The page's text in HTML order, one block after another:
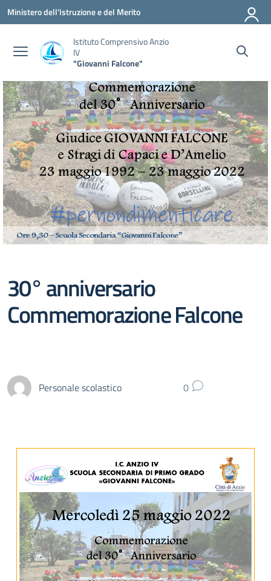
Vai ai contenuti
Vai al menu di navigazione
Vai al footer
Ministero dell'Istruzione e del Merito
Istituto Comprensivo Anzio
IV
"Giovanni Falcone"
30° anniversario
Commemorazione Falcone
Personale scolastico 0